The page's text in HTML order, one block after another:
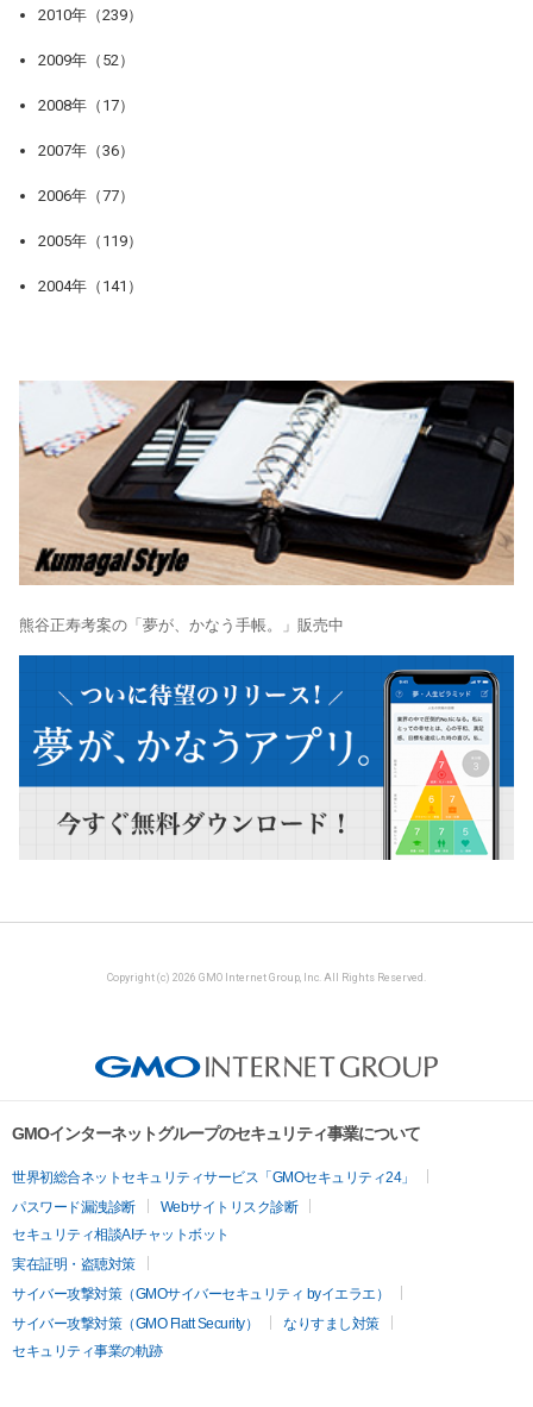
2010年（239）
2009年（52）
2008年（17）
2007年（36）
2006年（77）
2005年（119）
2004年（141）
熊谷正寿考案の「夢が、かなう手帳。」販売中
Copyright (c) 2026 GMO Internet Group, Inc. All Rights Reserved.
GMOインターネットグループのセキュリティ事業について
世界初総合ネットセキュリティサービス「GMOセキュリティ24」
パスワード漏洩診断
Webサイトリスク診断
セキュリティ相談AIチャットボット
実在証明・盗聴対策
サイバー攻撃対策（GMOサイバーセキュリティ byイエラエ）
サイバー攻撃対策（GMO Flatt Security）
なりすまし対策
セキュリティ事業の軌跡